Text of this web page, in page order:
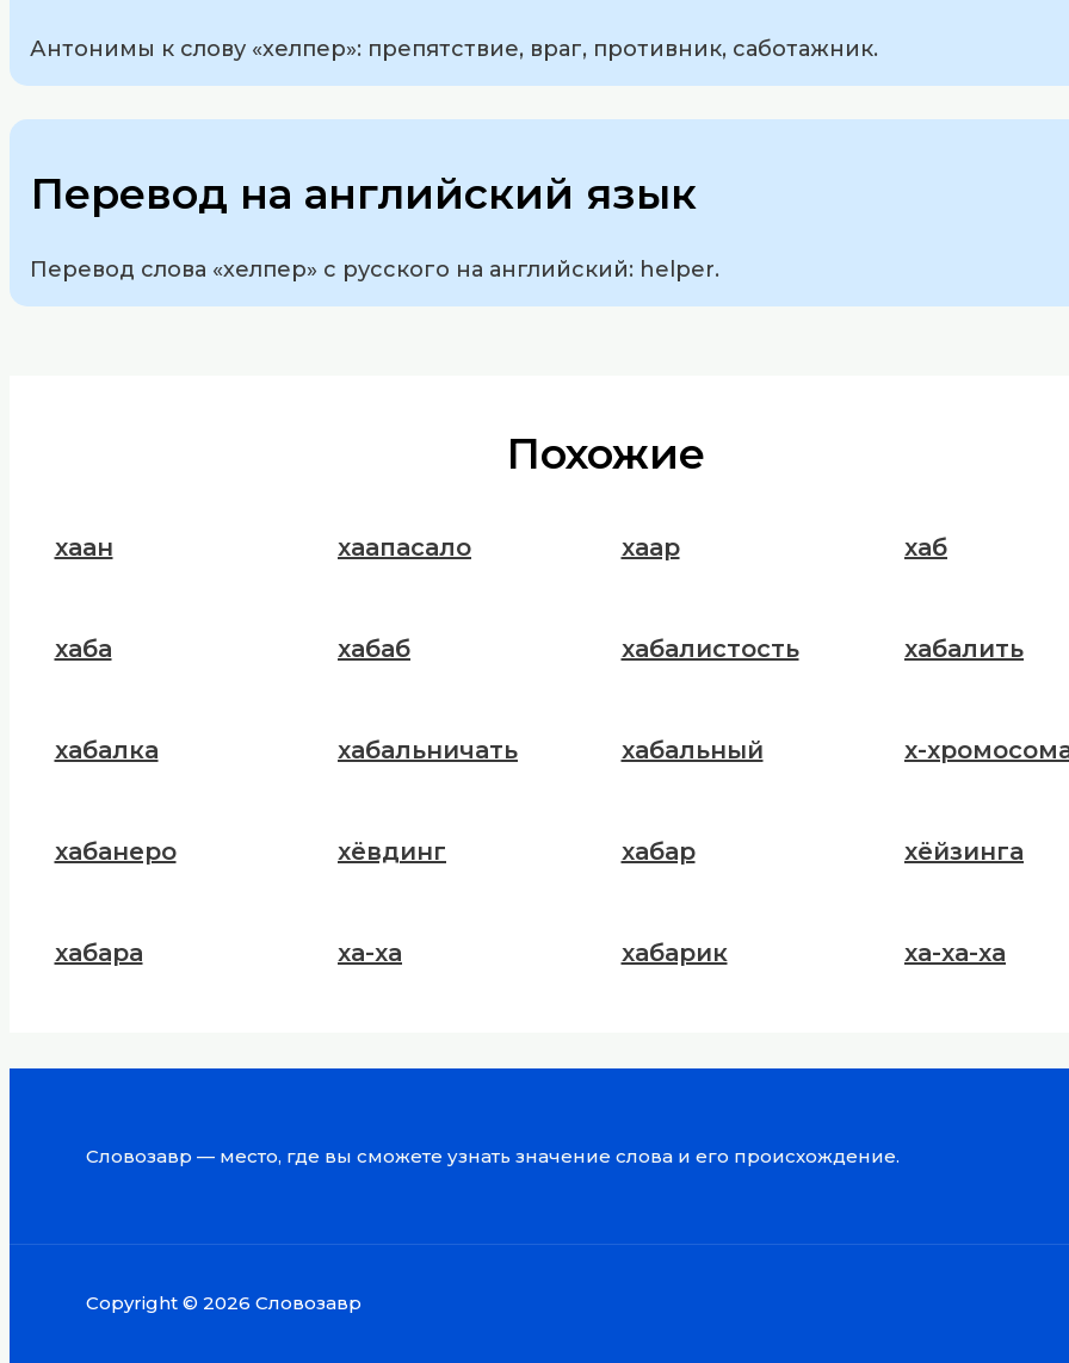
Антонимы к слову «хелпер»: препятствие, враг, противник, саботажник.
Перевод на английский язык
Перевод слова «хелпер» с русского на английский: helper.
Похожие
хаан хаапасало хаар хаб
хаба хабаб хабалистость хабалить
хабалка хабальничать хабальный х-
хабанеро хёвдинг хабар хёйзинга
хабара ха-ха хабарик ха-ха-ха
Словозавр — место, где вы сможете узнать значение слова и его происхождение.
Copyright © 2026 Словозавр